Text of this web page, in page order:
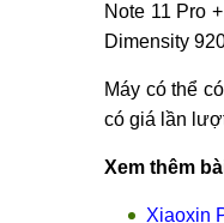
Note 11 Pro
Dimensity
Máy có thể
có giá lần
Xem thêm
Xiaoxin